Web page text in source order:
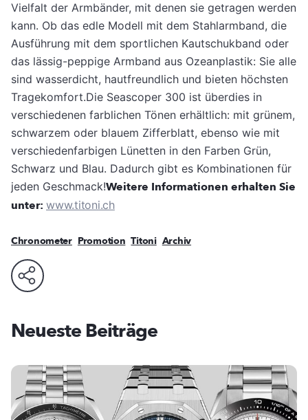
Vielfalt der Armbänder, mit denen sie getragen werden
kann. Ob das edle Modell mit dem Stahlarmband, die
Ausführung mit dem sportlichen Kautschukband oder
das lässig-peppige Armband aus Ozeanplastik: Sie alle
sind wasserdicht, hautfreundlich und bieten höchsten
Tragekomfort.Die Seascoper 300 ist überdies in
verschiedenen farblichen Tönen erhältlich: mit grünem,
schwarzem oder blauem Zifferblatt, ebenso wie mit
verschiedenfarbigen Lünetten in den Farben Grün,
Schwarz und Blau. Dadurch gibt es Kombinationen für
jeden Geschmack!Weitere Informationen erhalten Sie
unter: www.titoni.ch
Chronometer Promotion Titoni Archiv
Neueste Beiträge